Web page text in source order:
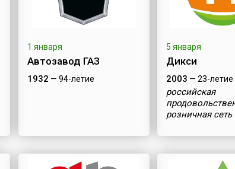
1 января
Автозавод ГАЗ
1932 — 94-летие
5 января
Дикси
2003 — 23-летие
российская
розничная сеть